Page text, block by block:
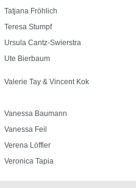
Tatjana Fröhlich
Teresa Stumpf
Ursula Cantz-Swierstra
Ute Bierbaum
Valerie Tay & Vincent Kok
Vanessa Baumann
Vanessa Feil
Verena Löffler
Veronica Tapia